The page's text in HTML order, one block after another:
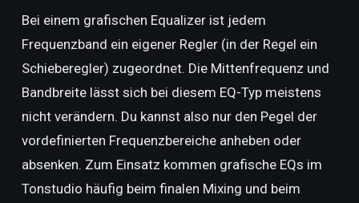
Bei einem grafischen Equalizer ist jedem
Frequenzband ein eigener Regler (in der Regel ein
Schieberegler) zugeordnet. Die Mittenfrequenz und
Bandbreite lässt sich bei diesem EQ-Typ meistens
nicht verändern. Du kannst also nur den Pegel der
vordefinierten Frequenzbereiche anheben oder
absenken. Zum Einsatz kommen grafische EQs im
Tonstudio häufig beim finalen Mixing und beim